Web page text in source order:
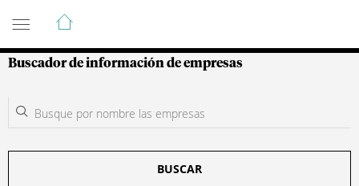
Guía de Empresas Colombianas
Buscador de información de empresas
BUSCAR